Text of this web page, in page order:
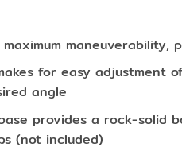
for easy adjustment
angle
provides a rock-solid
(not included)